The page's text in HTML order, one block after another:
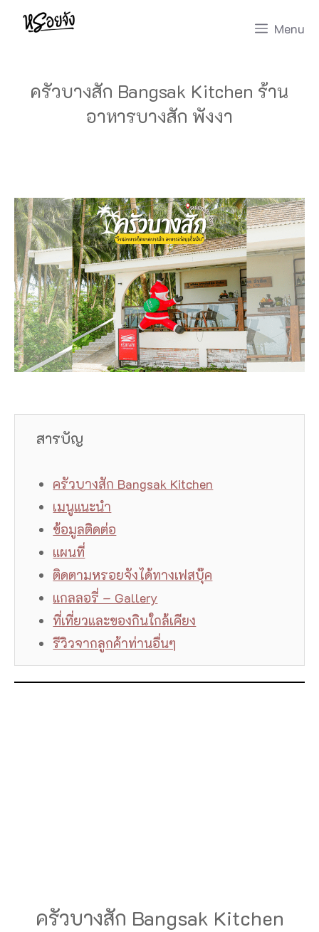
Skip
Menu
ครัวบางสัก Bangsak Kitchen ร้าน
อาหารบางสัก พังงา
สารบัญ
ครัวบางสัก Bangsak Kitchen
เมนูแนะนำ
ข้อมูลติดต่อ
แผนที่
ติดตามหรอยจังได้ทางเฟสบุ๊ค
แกลลอรี่ – Gallery
ที่เที่ยวและของกินใกล้เคียง
รีวิวจากลูกค้าท่านอื่นๆ
ครัวบางสัก Bangsak Kitchen